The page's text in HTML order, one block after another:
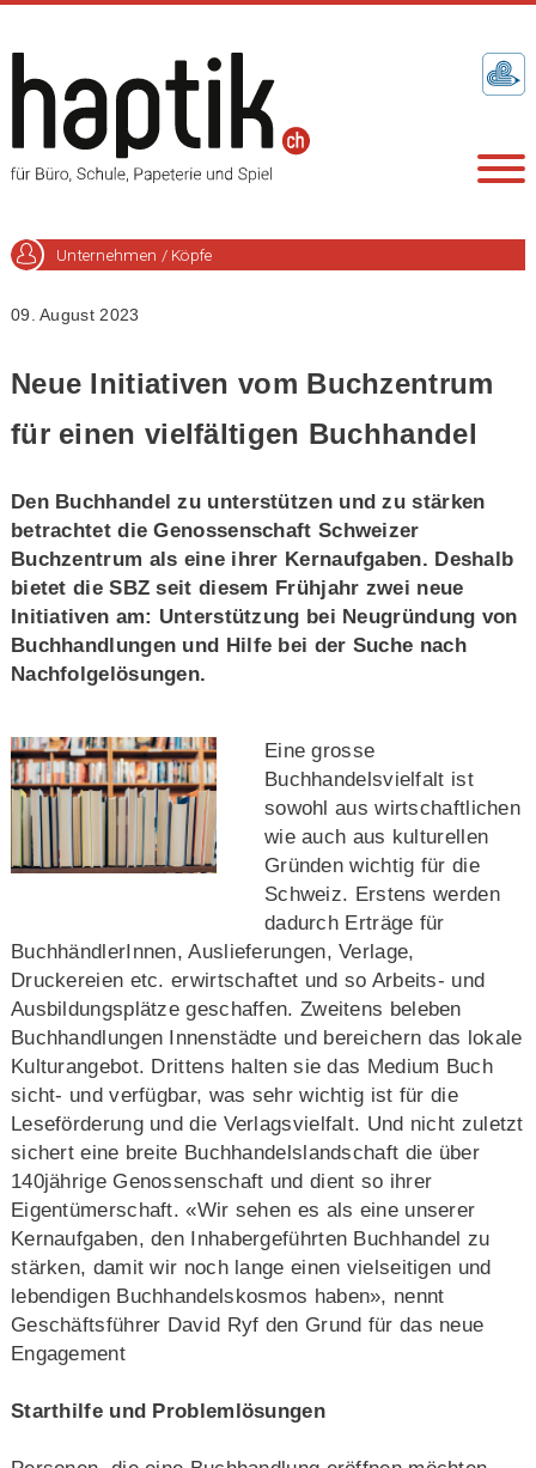
Unternehmen / Köpfe
09. August 2023
Neue Initiativen vom Buchzentrum
für einen vielfältigen Buchhandel
Den Buchhandel zu unterstützen und zu stärken
betrachtet die Genossenschaft Schweizer
Buchzentrum als eine ihrer Kernaufgaben. Deshalb
bietet die SBZ seit diesem Frühjahr zwei neue
Initiativen am: Unterstützung bei Neugründung von
Buchhandlungen und Hilfe bei der Suche nach
Nachfolgelösungen.
Eine grosse
Buchhandelsvielfalt ist
sowohl aus wirtschaftlichen
wie auch aus kulturellen
Gründen wichtig für die
Schweiz. Erstens werden
dadurch Erträge für
BuchhändlerInnen, Auslieferungen, Verlage,
Druckereien etc. erwirtschaftet und so Arbeits- und
Ausbildungsplätze geschaffen. Zweitens beleben
Buchhandlungen Innenstädte und bereichern das lokale
Kulturangebot. Drittens halten sie das Medium Buch
sicht- und verfügbar, was sehr wichtig ist für die
Leseförderung und die Verlagsvielfalt. Und nicht zuletzt
sichert eine breite Buchhandelslandschaft die über
140jährige Genossenschaft und dient so ihrer
Eigentümerschaft. «Wir sehen es als eine unserer
Kernaufgaben, den Inhabergeführten Buchhandel zu
stärken, damit wir noch lange einen vielseitigen und
lebendigen Buchhandelskosmos haben», nennt
Geschäftsführer David Ryf den Grund für das neue
Engagement
Starthilfe und Problemlösungen